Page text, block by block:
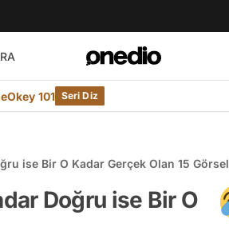
101 Seri Diz
ise Bir O Kadar Gerçek Olan 15 Görsel
Doğru ise Bir O